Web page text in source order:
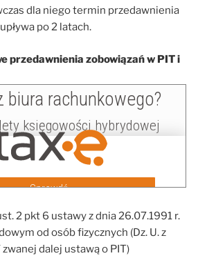
dla niego termin przedawnienia
po 2 latach.
przedawnienia zobowiązań w PIT i
2 pkt 6 ustawy z dnia 26.07.1991 r.
od osób fizycznych (Dz. U. z
dalej ustawą o PIT)